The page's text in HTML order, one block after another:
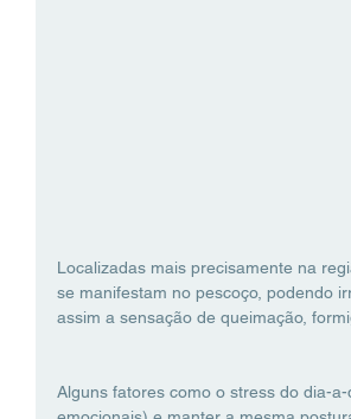
Localizadas mais precisamente na
se manifestam no pescoço, podendo
assim a sensação de queimação,
Alguns fatores como o stress do dia-